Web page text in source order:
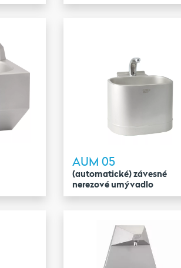
AUM 05
(automatické) závesné
nerezové umývadlo